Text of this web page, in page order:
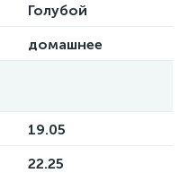
Голубой
домашнее
19.05
22.25